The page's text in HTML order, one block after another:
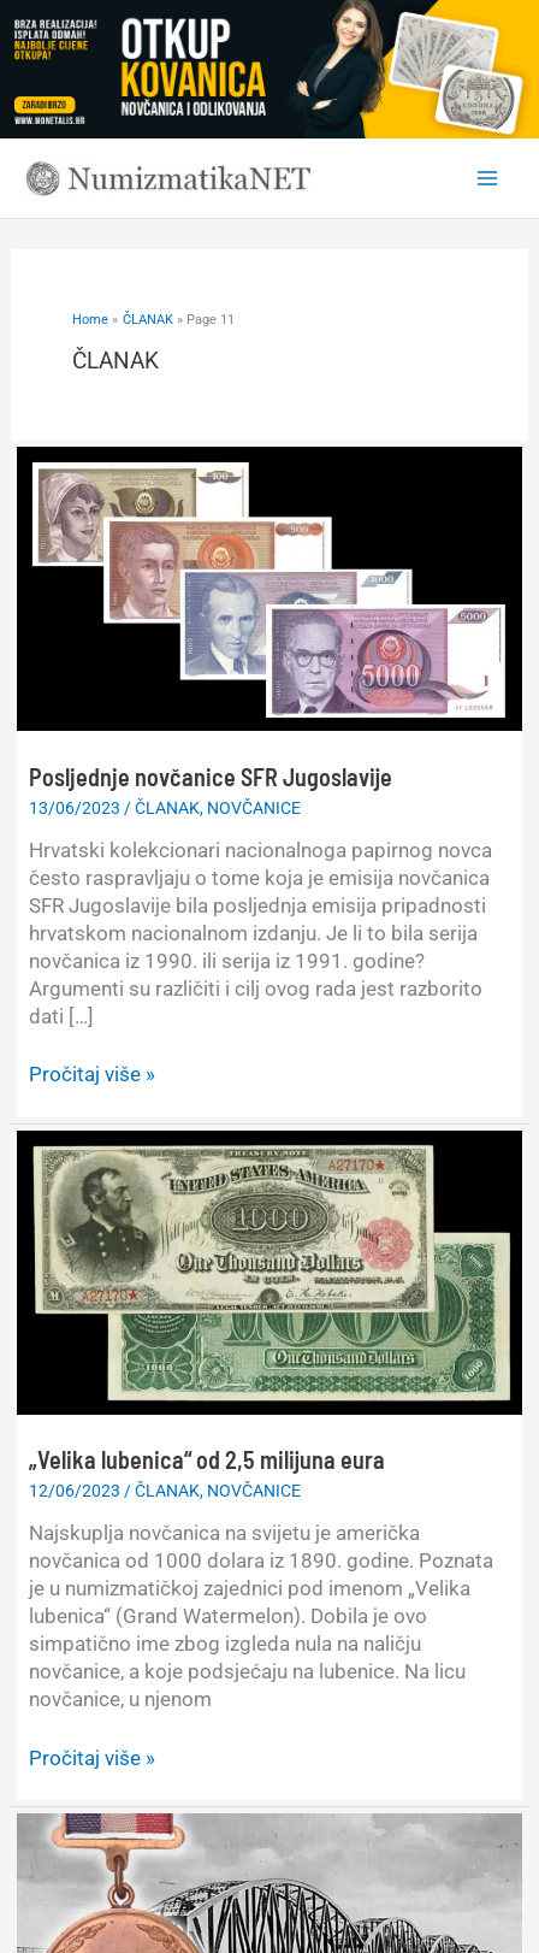
to
content
Home ČLANAK Page 11
ČLANAK
Posljednje novčanice SFR Jugoslavije
13/06/2023 /ČLANAK, NOVČANICE
Hrvatski kolekcionari nacionalnoga papirnog novca
često raspravljaju o tome koja je emisija novčanica
SFR Jugoslavije bila posljednja emisija pripadnosti
hrvatskom nacionalnom izdanju. Je li to bila serija
novčanica iz 1990. ili serija iz 1991. godine?
Argumenti su različiti i cilj ovog rada jest razborito
dati […]
Posljednje
SFR
Jugoslavije
Pročitaj više »
„Velika lubenica“ od 2,5 milijuna eura
12/06/2023/ČLANAK, NOVČANICE
Najskuplja novčanica na svijetu je američka
novčanica od 1000 dolara iz 1890. godine. Poznata
je u numizmatičkoj zajednici pod imenom „Velika
lubenica“ (Grand Watermelon). Dobila je ovo
simpatično ime zbog izgleda nula na naličju
novčanice, a koje podsjećaju na lubenice. Na licu
novčanice, u njenom
„Velika
od
2,5
milijuna
Pročitaj više »